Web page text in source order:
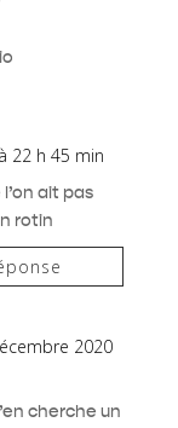
22 h 45 min
ait pas
rotin
2020
cherche un